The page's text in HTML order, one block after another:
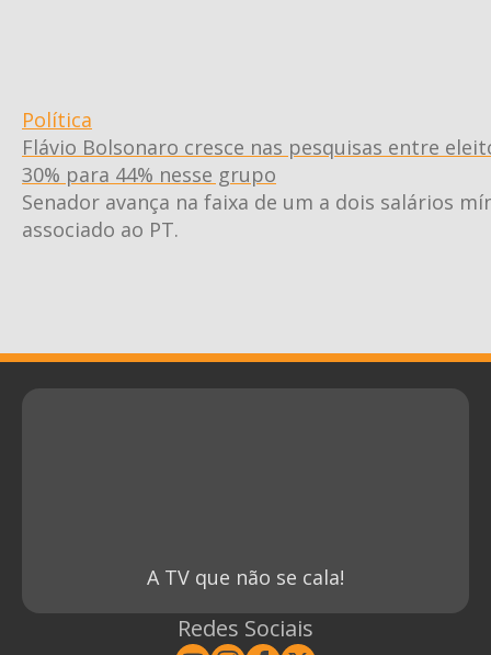
Política
Flávio Bolsonaro cresce nas pesquisas entre
30% para 44% nesse grupo
Senador avança na faixa de um a dois salários
associado ao PT.
A TV que não se cala!
Redes Sociais